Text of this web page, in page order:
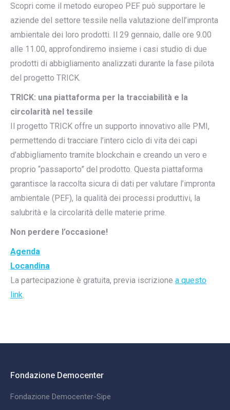
Scopri come il metodo europeo PEF può supportare le
aziende del settore tessile nella valutazione dell’impronta
ambientale dei loro prodotti. Il 29 gennaio, dalle ore 9.00
alle 11.00, approfondiremo insieme i casi studio di due
prodotti di abbigliamento analizzati durante la fase pilota
del progetto TRICK.
TRICK: una piattaforma per la tracciabilità e la
circolarità nel tessile
Il progetto TRICK offre un supporto innovativo alle PMI,
permettendo di tracciare l’intero ciclo di vita dei capi
d’abbigliamento tramite blockchain e creando un vero e
proprio “passaporto” del prodotto. Questa piattaforma
garantisce la raccolta sicura di dati per valutare l’impronta
ambientale (PEF), la qualità dei processi produttivi, la
salubrità e la circolarità delle materie prime.
Non perdere l’occasione!
Agenda
Locandina
La partecipazione è gratuita, previa iscrizione a questo
link.
Fondazione Democenter
Fondazione Democenter-Sipe